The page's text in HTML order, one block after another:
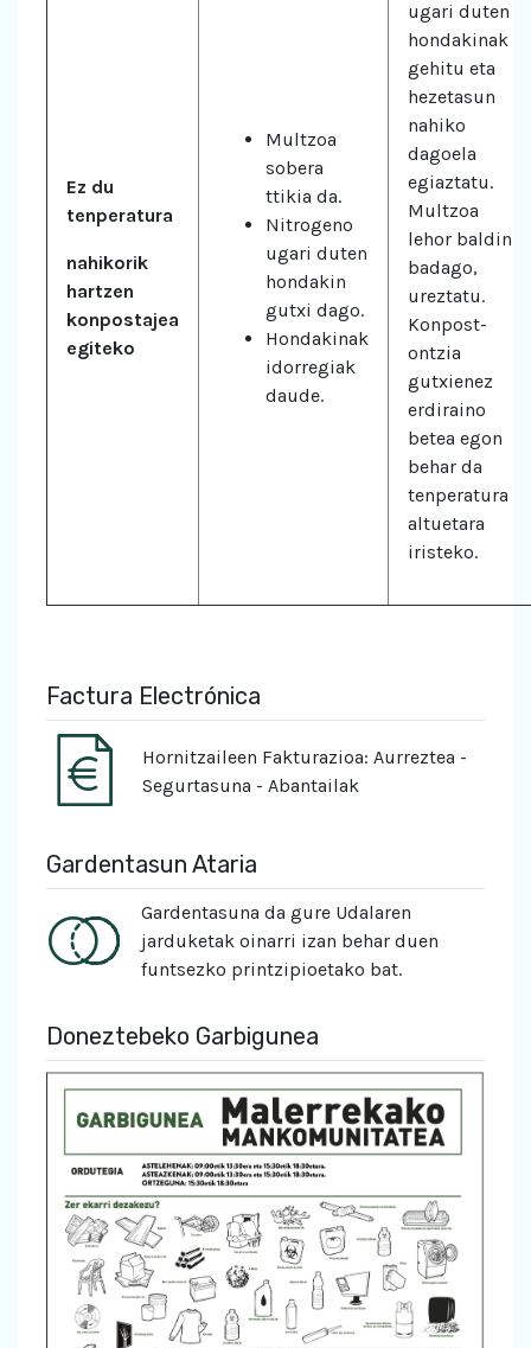
Ez du
tenperatura
nahikorik
hartzen
konpostajea
egiteko
Multzoa
sobera
ttikia da.
Nitrogeno
ugari duten
hondakin
gutxi dago.
Hondakinak
idorregiak
daude.
ugari duten
hondakinak
gehitu eta
hezetasun
nahiko
dagoela
egiaztatu.
Multzoa
lehor baldin
badago,
ureztatu.
Konpost-
ontzia
gutxienez
erdiraino
betea egon
behar da
tenperatura
altuetara
iristeko.
Factura Electrónica
Hornitzaileen Fakturazioa: Aurreztea -
Segurtasuna - Abantailak
Gardentasun Ataria
Gardentasuna da gure Udalaren
jarduketak oinarri izan behar duen
funtsezko printzipioetako bat.
Doneztebeko Garbigunea